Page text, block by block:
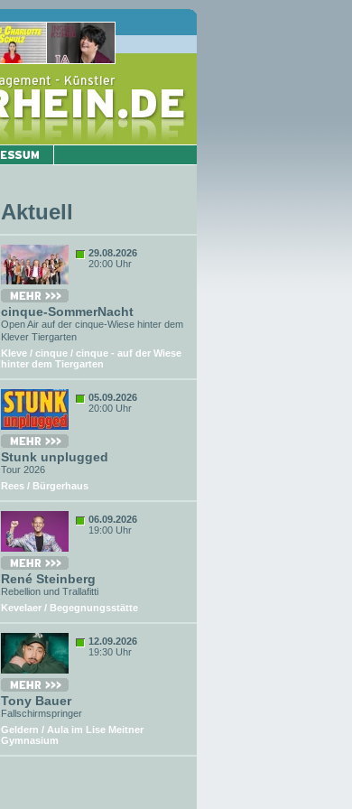
Aktuell
29.08.2026
20:00 Uhr
cinque-SommerNacht
Open Air auf der cinque-Wiese hinter dem
Klever Tiergarten
Kleve / cinque / cinque - auf der Wiese
hinter dem Tiergarten
05.09.2026
20:00 Uhr
Stunk unplugged
Tour 2026
Rees / Bürgerhaus
06.09.2026
19:00 Uhr
René Steinberg
Rebellion und Trallafitti
Kevelaer / Begegnungsstätte
12.09.2026
19:30 Uhr
Tony Bauer
Fallschirmspringer
Geldern / Aula im Lise Meitner
Gymnasium